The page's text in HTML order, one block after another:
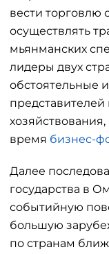
вести торговлю
осуществлять
мьянманских
лидеры двух
обстоятельные
время бизнес-
Далее
государства в
событийную
большую
по странам